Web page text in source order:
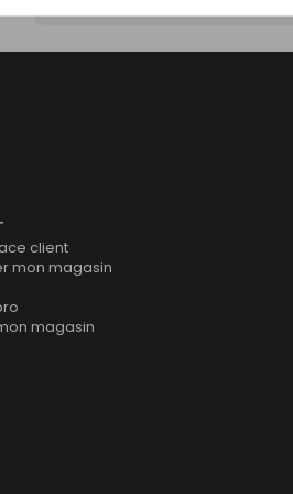
client
mon magasin
magasin